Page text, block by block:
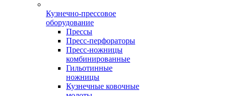
Кузнечно-прессовое
оборудование
Прессы
Пресс-перфораторы
Пресс-ножницы
комбинированные
Гильотинные
ножницы
Кузнечные ковочные